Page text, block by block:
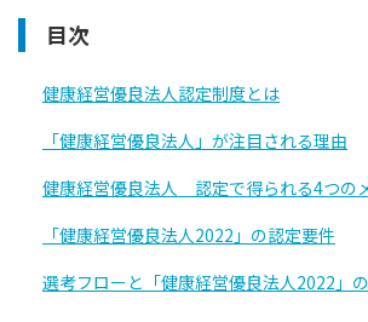
目次
健康経営優良法人認定制度とは
「健康経営優良法人」が注目される理由
健康経営優良法人 認定で得られる4つの
「健康経営優良法人2022」の認定要件
選考フローと「健康経営優良法人2022」